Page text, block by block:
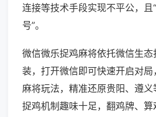
连接等技术手段实现不平公，且
号”。
微信微乐捉鸡麻将依托微信生
装，打开微信即可快速开启对
麻将玩法，精准还原贵阳、遵
捉鸡机制趣味十足，翻鸡牌、